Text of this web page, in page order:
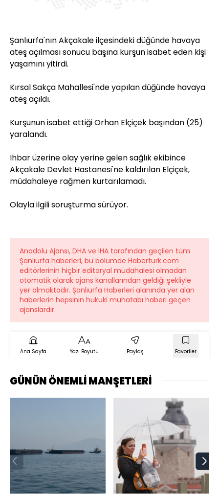
Şanlıurfa'nın Akçakale ilçesindeki düğünde havaya
ateş açılması sonucu başına kurşun isabet eden kişi
yaşamını yitirdi.
Kırsal Sakça Mahallesi'nde yapılan düğünde havaya
ateş açıldı.
Kurşunun isabet ettiği Orhan Elçiçek başından (25)
yaralandı.
İhbar üzerine olay yerine gelen sağlık ekibince
Akçakale Devlet Hastanesi'ne kaldırılan Elçiçek,
müdahaleye rağmen kurtarılamadı.
Olayla ilgili soruşturma sürüyor.
Anadolu Ajansı, DHA ve İHA tarafından geçilen tüm
Şanlıurfa haberleri, bu bölümde Haberturk.com
editörlerinin hiçbir editoryal müdahalesi olmadan
otomatik olarak ajans kanallarından geldiği şekliyle
yer almaktadır. Şanlıurfa Haberleri alanında yer alan
haberlerin hepsinin hukuki muhatabı haberi geçen
ajanslardır.
Ana Sayfa Yazı Boyutu Paylaş Favoriler
GÜNÜN ÖNEMLİ MANŞETLERİ